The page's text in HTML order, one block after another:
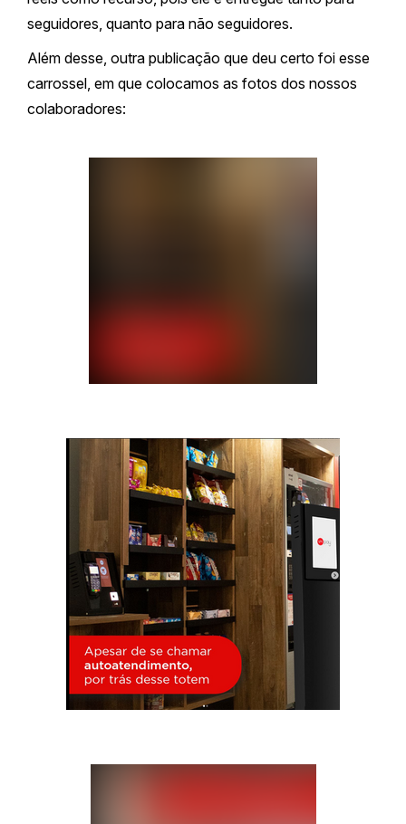
seguidores, quanto para não seguidores.
Além desse, outra publicação que deu certo foi esse
carrossel, em que colocamos as fotos dos nossos
colaboradores: